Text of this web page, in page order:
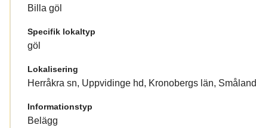
Billa göl
Specifik lokaltyp
göl
Lokalisering
Herråkra sn, Uppvidinge hd, Kronobergs län, Småland
Informationstyp
Belägg